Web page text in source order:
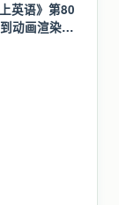
英语》第80
动画渲染的